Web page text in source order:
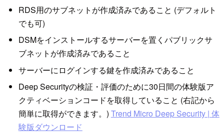
RDS用のサブネットが作成済みであること (デフォルト
でも可)
DSMをインストールするサーバーを置くパブリックサ
ブネットが作成済みであること
サーバーにログインする鍵を作成済みであること
Deep Securityの検証・評価のために30日間の体験版ア
クティベーションコードを取得していること (右記から
簡単に取得ができます。) Trend Micro Deep Security | 体
験版ダウンロード